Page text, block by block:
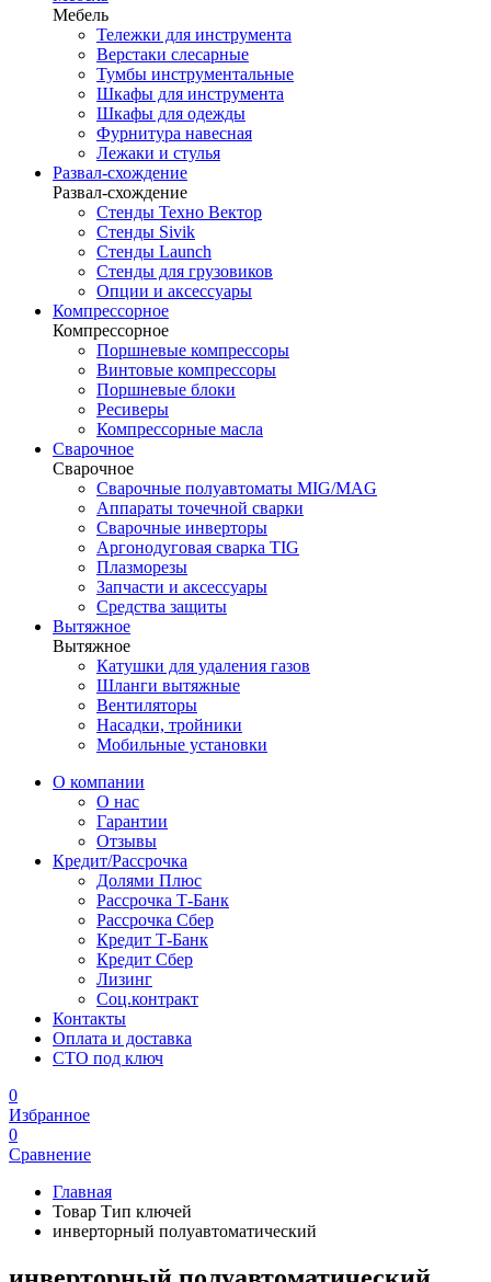
Мебель
Тележки для инструмента
Верстаки слесарные
Тумбы инструментальные
Шкафы для инструмента
Шкафы для одежды
Фурнитура навесная
Лежаки и стулья
Развал-схождение
Развал-схождение
Стенды Техно Вектор
Стенды Sivik
Стенды Launch
Стенды для грузовиков
Опции и аксессуары
Компрессорное
Компрессорное
Поршневые компрессоры
Винтовые компрессоры
Поршневые блоки
Ресиверы
Компрессорные масла
Сварочное
Сварочное
Сварочные полуавтоматы MIG/MAG
Аппараты точечной сварки
Сварочные инверторы
Аргонодуговая сварка TIG
Плазморезы
Запчасти и аксессуары
Средства защиты
Вытяжное
Вытяжное
Катушки для удаления газов
Шланги вытяжные
Вентиляторы
Насадки, тройники
Мобильные установки
О компании
О нас
Гарантии
Отзывы
Кредит/Рассрочка
Долями Плюс
Рассрочка Т-Банк
Рассрочка Сбер
Кредит Т-Банк
Кредит Сбер
Лизинг
Соц.контракт
Контакты
Оплата и доставка
СТО под ключ
0
Избранное
0
Сравнение
Главная
Товар Тип ключей
инверторный полуавтоматический